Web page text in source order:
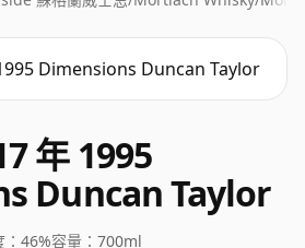
年 1995
Duncan Taylor
46%容量： 700ml